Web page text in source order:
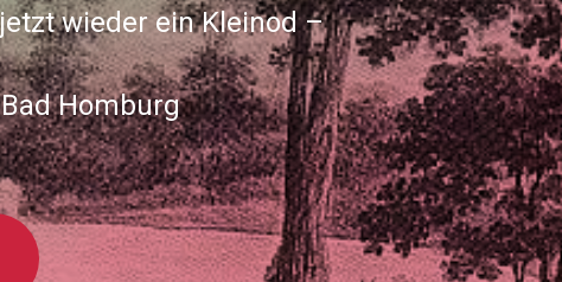
wieder ein Kleinod –
Homburg